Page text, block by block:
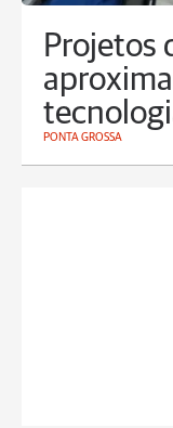
Projetos
PONTA GROSSA